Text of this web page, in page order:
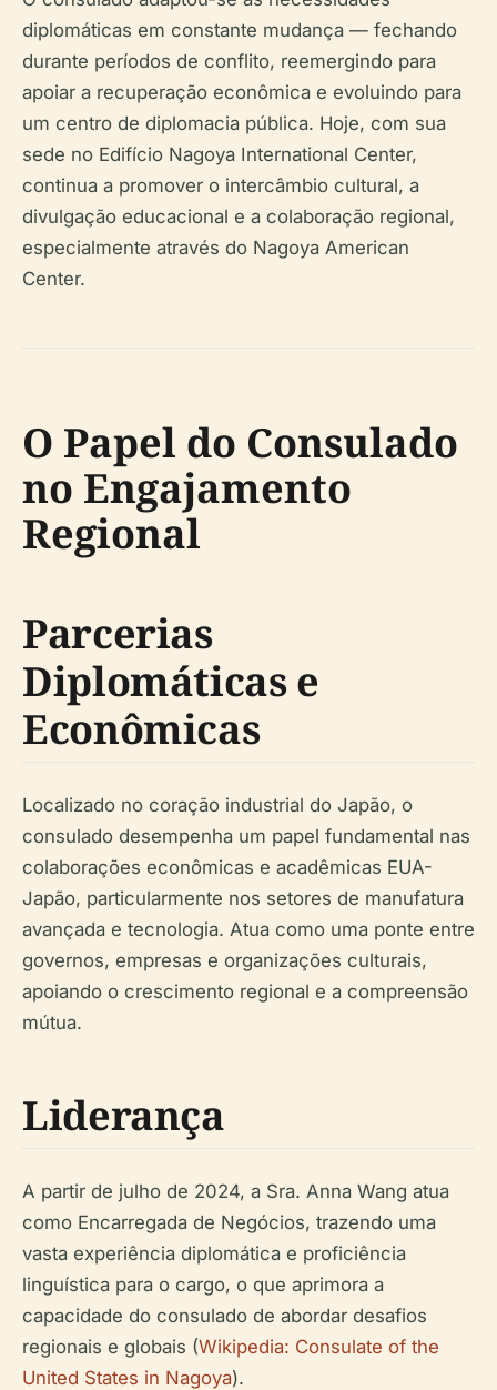
diplomáticas em constante mudança — fechando
durante períodos de conflito, reemergindo para
apoiar a recuperação econômica e evoluindo para
um centro de diplomacia pública. Hoje, com sua
sede no Edifício Nagoya International Center,
continua a promover o intercâmbio cultural, a
divulgação educacional e a colaboração regional,
especialmente através do Nagoya American
Center.
O Papel do Consulado
no Engajamento
Regional
Parcerias
Diplomáticas e
Econômicas
Localizado no coração industrial do Japão, o
consulado desempenha um papel fundamental nas
colaborações econômicas e acadêmicas EUA-
Japão, particularmente nos setores de manufatura
avançada e tecnologia. Atua como uma ponte entre
governos, empresas e organizações culturais,
apoiando o crescimento regional e a compreensão
mútua.
Liderança
A partir de julho de 2024, a Sra. Anna Wang atua
como Encarregada de Negócios, trazendo uma
vasta experiência diplomática e proficiência
linguística para o cargo, o que aprimora a
capacidade do consulado de abordar desafios
regionais e globais (Wikipedia: Consulate of the
United States in Nagoya).